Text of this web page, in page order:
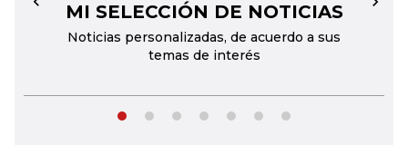
MI SELECCIÓN DE NOTICIAS
Noticias personalizadas, de acuerdo a sus
temas de interés
← →